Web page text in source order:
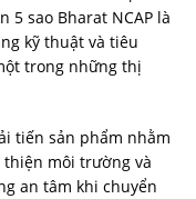
5 sao Bharat NCAP là
kỹ thuật và tiêu
trong những thị
tiến sản phẩm nhằm
môi trường và
an tâm khi chuyển